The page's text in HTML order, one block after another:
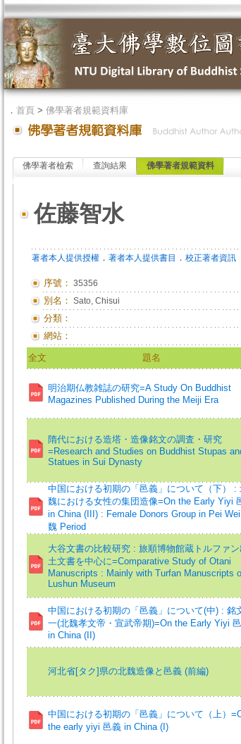
． 首頁> 佛學著者規範資料庫
佛學著者檢索 查詢結果 佛學著者規範資料
佐藤智水
著者本人提供授權． 著者本人提供書目 ． 校正著者資訊
序號： 35356
別名： Sato, Chisui
分類：
網站：
全文 題名
明治期仏教雑誌の研究=A Study On Buddhist
Magazines Published During the Meiji Era
隋代における造塔・造像銘文の調査・研究
=Research and Studies on Buddhist Stupas
Statues in Sui Dynasty
中国における初期の「邑義」について（下） :
魏における女性の集団造像=On the Early Yiyi
in China (III) : Female Donors Group in Pei
魏 Period
大谷文書の比較研究 : 旅順博物館蔵トルファン
土文書を中心に=Comparative Study of Otani
Manuscripts : Mainly with Turfan Manuscripts
Lushun Museum
中国における初期の「邑義」について(中) : 銘
一(北魏孝文帝・宣武帝期)=On the Early Yiyi
in China (II)
河北省[タク]県の北魏造像と邑義 (前編)
中国における初期の「邑義」について（上）
the early yiyi 邑義 in China (I)